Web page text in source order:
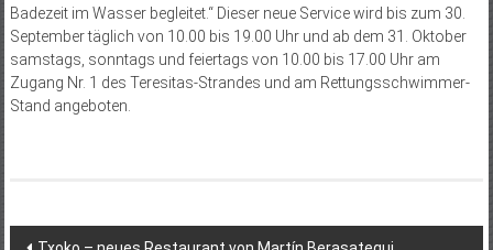
Badezeit im Wasser begleitet.“ Dieser neue Service wird bis zum 30.
September täglich von 10.00 bis 19.00 Uhr und ab dem 31. Oktober
samstags, sonntags und feiertags von 10.00 bis 17.00 Uhr am
Zugang Nr. 1 des Teresitas-Strandes und am Rettungsschwimmer-
Stand angeboten.